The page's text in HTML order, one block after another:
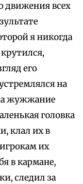
движения всех
я никогда
его
на
жужжание
головка
клал их в
их
в кармане,
следил за